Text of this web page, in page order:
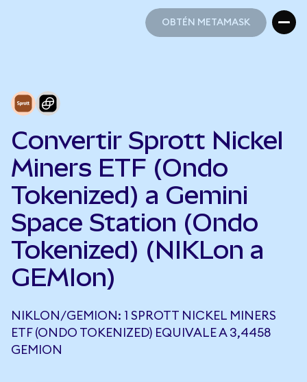
OBTÉN METAMASK
Convertir Sprott Nickel
Miners ETF (Ondo
Tokenized) a Gemini
Space Station (Ondo
Tokenized) (NIKLon a
GEMIon)
NIKLON/GEMION: 1 SPROTT NICKEL MINERS
ETF (ONDO TOKENIZED) EQUIVALE A 3,4458
GEMION